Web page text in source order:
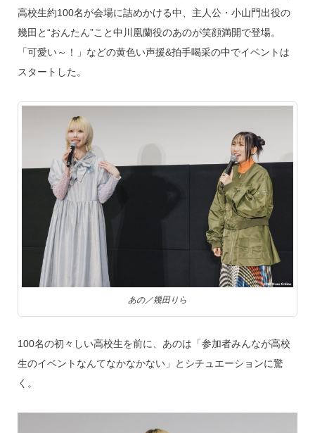
高校生約100名が会場に詰めかける中、主人公・小山門出役の
幾田と“おんたん”こと中川凰蘭役のあのが笑顔満開で登場。
「可愛い～！」などの黄色い声援&拍手喝采の中でイベントは
スタートした。
あの／幾田りら
100名の初々しい高校生を前に、あのは「参加者みんなが高校
生のイベントなんてなかなかない」とシチュエーションに驚
く。